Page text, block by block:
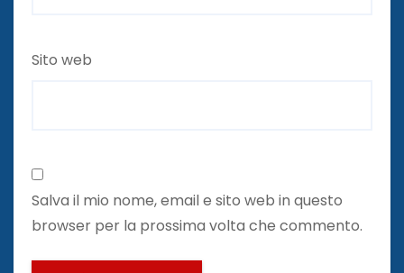
Sito web
Salva il mio nome, email e sito web in questo
browser per la prossima volta che commento.